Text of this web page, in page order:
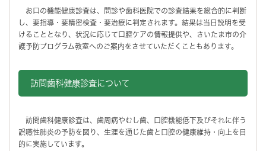
お口の機能健康診査は、問診や歯科医院での診査結果を総合的に判断
し、要指導・要精密検査・要治療に判定されます。結果は当日説明を受
けることとなり、状況に応じて口腔ケアの情報提供や、さいたま市の介
護予防プログラム教室へのご案内をさせていただくこともあります。
訪問歯科健康診査について
訪問歯科健康診査は、歯周病やむし歯、口腔機能低下及びそれに伴う
誤嚥性肺炎の予防を図り、生涯を通じた歯と口腔の健康維持・向上を目
的に実施しています。